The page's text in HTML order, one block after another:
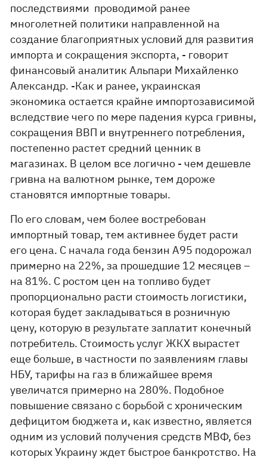
последствиями проводимой ранее
многолетней политики направленной на
создание благоприятных условий для развития
импорта и сокращения экспорта, - говорит
финансовый аналитик Альпари Михайленко
Александр. -Как и ранее, украинская
экономика остается крайне импортозависимой
вследствие чего по мере падения курса гривны,
сокращения ВВП и внутреннего потребления,
постепенно растет средний ценник в
магазинах. В целом все логично - чем дешевле
гривна на валютном рынке, тем дороже
становятся импортные товары.
По его словам, чем более востребован
импортный товар, тем активнее будет расти
его цена. С начала года бензин А95 подорожал
примерно на 22%, за прошедшие 12 месяцев –
на 81%. С ростом цен на топливо будет
пропорционально расти стоимость логистики,
которая будет закладываться в розничную
цену, которую в результате заплатит конечный
потребитель. Стоимость услуг ЖКХ вырастет
еще больше, в частности по заявлениям главы
НБУ, тарифы на газ в ближайшее время
увеличатся примерно на 280%. Подобное
повышение связано с борьбой с хроническим
дефицитом бюджета и, как известно, является
одним из условий получения средств МВФ, без
которых Украину ждет быстрое банкротство. На